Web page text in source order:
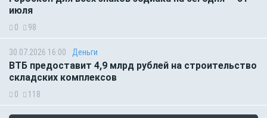
июля
0 98
30.07.2026 16:00 Деньги
ВТБ предоставит 4,9 млрд рублей на строительство
складских комплексов
0 118